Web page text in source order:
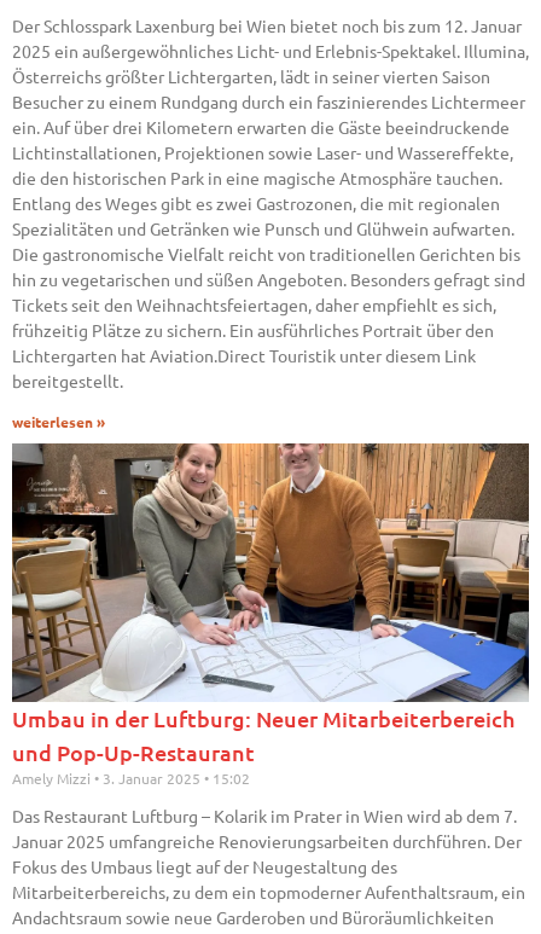
Der Schlosspark Laxenburg bei Wien bietet noch bis zum 12. Januar
2025 ein außergewöhnliches Licht- und Erlebnis-Spektakel. Illumina,
Österreichs größter Lichtergarten, lädt in seiner vierten Saison
Besucher zu einem Rundgang durch ein faszinierendes Lichtermeer
ein. Auf über drei Kilometern erwarten die Gäste beeindruckende
Lichtinstallationen, Projektionen sowie Laser- und Wassereffekte,
die den historischen Park in eine magische Atmosphäre tauchen.
Entlang des Weges gibt es zwei Gastrozonen, die mit regionalen
Spezialitäten und Getränken wie Punsch und Glühwein aufwarten.
Die gastronomische Vielfalt reicht von traditionellen Gerichten bis
hin zu vegetarischen und süßen Angeboten. Besonders gefragt sind
Tickets seit den Weihnachtsfeiertagen, daher empfiehlt es sich,
frühzeitig Plätze zu sichern. Ein ausführliches Portrait über den
Lichtergarten hat Aviation.Direct Touristik unter diesem Link
bereitgestellt.
weiterlesen »
Umbau in der Luftburg: Neuer Mitarbeiterbereich
und Pop-Up-Restaurant
Amely Mizzi 3. Januar 2025 15:02
Das Restaurant Luftburg – Kolarik im Prater in Wien wird ab dem 7.
Januar 2025 umfangreiche Renovierungsarbeiten durchführen. Der
Fokus des Umbaus liegt auf der Neugestaltung des
Mitarbeiterbereichs, zu dem ein topmoderner Aufenthaltsraum, ein
Andachtsraum sowie neue Garderoben und Büroräumlichkeiten